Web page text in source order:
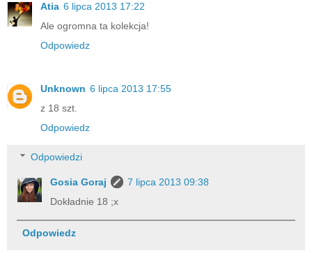
Atia 6 lipca 2013 17:22
Ale ogromna ta kolekcja!
Odpowiedz
Unknown 6 lipca 2013 17:55
z 18 szt.
Odpowiedz
Odpowiedzi
Gosia Goraj
7 lipca 2013 09:38
Dokładnie 18 ;x
Odpowiedz